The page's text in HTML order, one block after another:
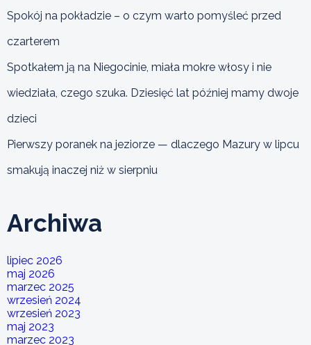
Spokój na pokładzie – o czym warto pomyśleć przed
czarterem
Spotkałem ją na Niegocinie, miała mokre włosy i nie
wiedziała, czego szuka. Dziesięć lat później mamy dwoje
dzieci
Pierwszy poranek na jeziorze — dlaczego Mazury w lipcu
smakują inaczej niż w sierpniu
Archiwa
lipiec 2026
maj 2026
marzec 2025
wrzesień 2024
wrzesień 2023
maj 2023
marzec 2023